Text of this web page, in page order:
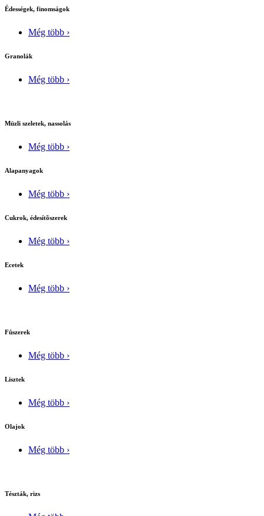
Édességek, finomságok
Még több ›
Granolák
Még több ›
Müzli szeletek, nassolás
Még több ›
Alapanyagok
Még több ›
Cukrok, édesítõszerek
Még több ›
Ecetek
Még több ›
Fûszerek
Még több ›
Lisztek
Még több ›
Olajok
Még több ›
Tészták, rizs